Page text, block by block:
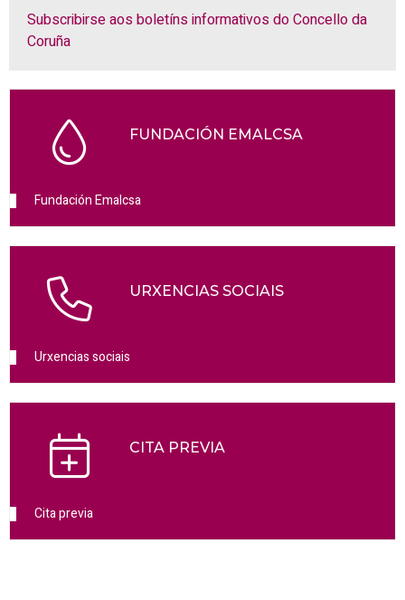
Subscribirse aos boletíns informativos do Concello da
Coruña
FUNDACIÓN EMALCSA
Fundación Emalcsa
URXENCIAS SOCIAIS
Urxencias sociais
CITA PREVIA
Cita previa